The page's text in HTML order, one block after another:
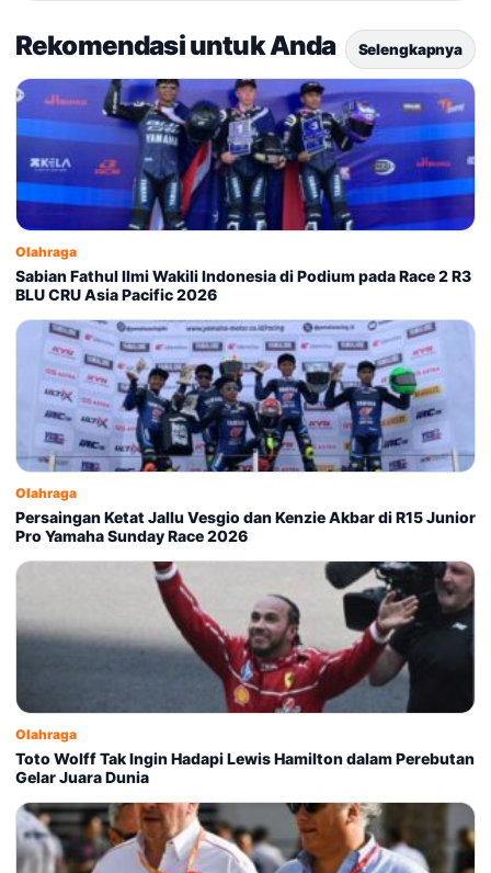
Rekomendasi untuk Anda Selengkapnya
Olahraga
Sabian Fathul Ilmi Wakili Indonesia di Podium pada Race 2 R3
BLU CRU Asia Pacific 2026
Olahraga
Persaingan Ketat Jallu Vesgio dan Kenzie Akbar di R15 Junior
Pro Yamaha Sunday Race 2026
Olahraga
Toto Wolff Tak Ingin Hadapi Lewis Hamilton dalam Perebutan
Gelar Juara Dunia